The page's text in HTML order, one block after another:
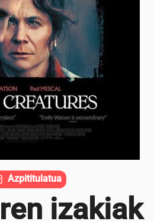
izakiak
Azpititulatua